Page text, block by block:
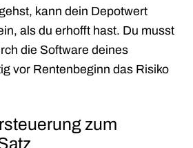
kann dein Depotwert
als du erhofft hast. Du musst
die Software deines
vor Rentenbeginn das Risiko
zum